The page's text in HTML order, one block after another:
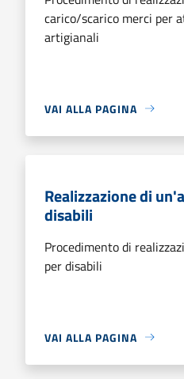
carico/scarico merci per
artigianali
VAI ALLA PAGINA
Realizzazione di
disabili
Procedimento di
per disabili
VAI ALLA PAGINA